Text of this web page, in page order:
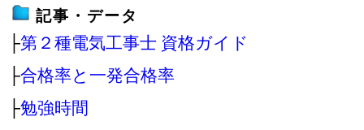
記事・データ
├第２種電気工事士 資格ガイド
├合格率と一発合格率
├勉強時間